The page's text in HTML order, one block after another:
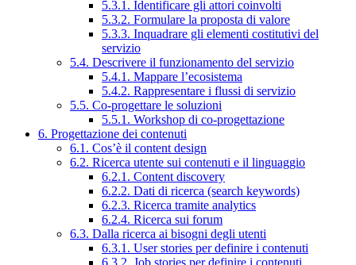
5.3.1. Identificare gli attori coinvolti
5.3.2. Formulare la proposta di valore
5.3.3. Inquadrare gli elementi costitutivi del
servizio
5.4. Descrivere il funzionamento del servizio
5.4.1. Mappare l’ecosistema
5.4.2. Rappresentare i flussi di servizio
5.5. Co-progettare le soluzioni
5.5.1. Workshop di co-progettazione
6. Progettazione dei contenuti
6.1. Cos’è il content design
6.2. Ricerca utente sui contenuti e il linguaggio
6.2.1. Content discovery
6.2.2. Dati di ricerca (search keywords)
6.2.3. Ricerca tramite analytics
6.2.4. Ricerca sui forum
6.3. Dalla ricerca ai bisogni degli utenti
6.3.1. User stories per definire i contenuti
6.3.2. Job stories per definire i contenuti